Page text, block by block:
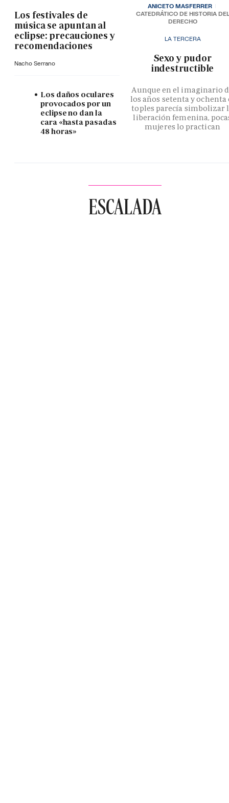
Los festivales de
música se apuntan al
eclipse: precauciones y
recomendaciones
Nacho Serrano
Los daños oculares
provocados por un
eclipse no dan la
cara «hasta pasadas
48 horas»
LA TERCERA
­Sexo y pudor
indestructible
Aunque en el imaginario
los años setenta y ochenta
toples parecía simbolizar
liberación femenina,
mujeres lo practican
ANICETO MASFERRER
CATEDRÁTICO DE HISTORIA DEL
DERECHO
ESCALADA